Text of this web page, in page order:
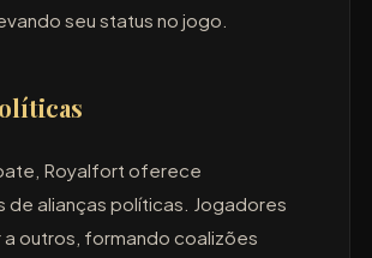
seu status no jogo.
Royalfort oferece
de alianças políticas. Jogadores
a outros, formando coalizões